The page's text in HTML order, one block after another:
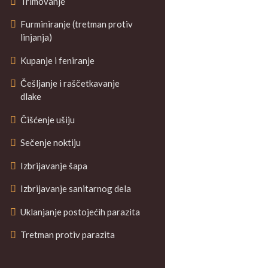
Furminiranje (tretman protiv
linjanja)
Kupanje i feniranje
Češljanje i raščetkavanje
dlake
Čišćenje ušiju
Sečenje noktiju
Izbrijavanje šapa
Izbrijavanje sanitarnog dela
Uklanjanje postojećih parazita
Tretman protiv parazita